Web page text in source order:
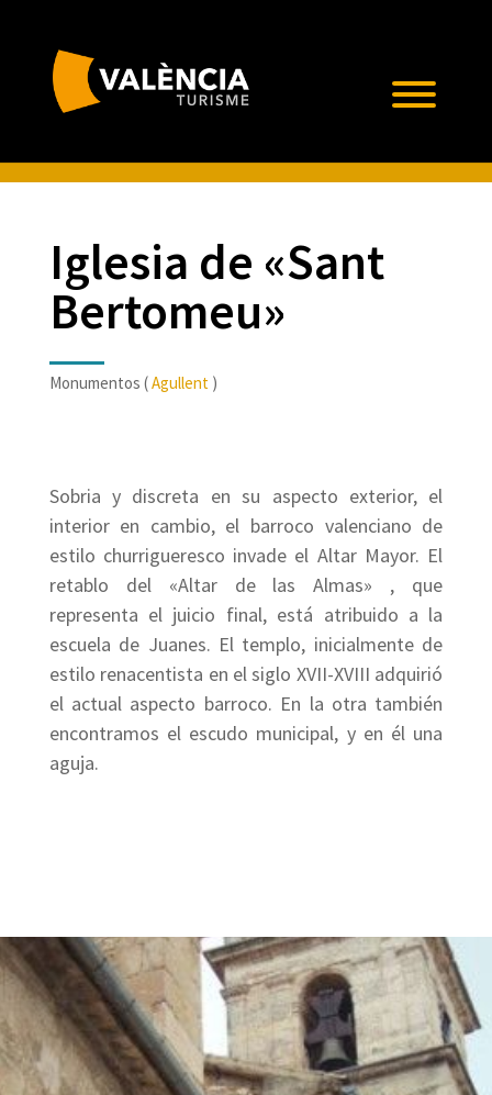
Iglesia de «Sant
Bertomeu»
Monumentos (Agullent)
Sobria y discreta en su aspecto exterior, el
interior en cambio, el barroco valenciano de
estilo churrigueresco invade el Altar Mayor. El
retablo del «Altar de las Almas» , que
representa el juicio final, está atribuido a la
escuela de Juanes. El templo, inicialmente de
estilo renacentista en el siglo XVII-XVIII adquirió
el actual aspecto barroco. En la otra también
encontramos el escudo municipal, y en él una
aguja.